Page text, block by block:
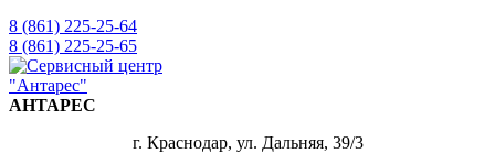
8 (861) 225-25-64
8 (861) 225-25-65
АНТАРЕС
г. Краснодар, ул. Дальняя, 39/3